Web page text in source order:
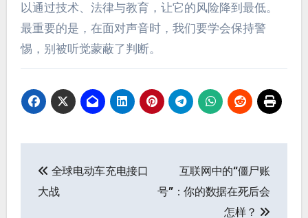
以通过技术、法律与教育，让它的风险降到最低。
最重要的是，在面对声音时，我们要学会保持警
惕，别被听觉蒙蔽了判断。
章
全球电动车充电接口
大战
互联网中的“僵尸账
号”：你的数据在死后会
怎样？